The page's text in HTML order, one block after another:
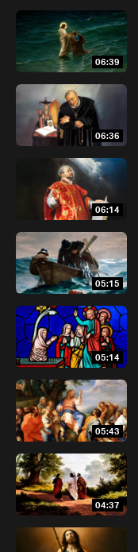
06:39
06:36
06:14
05:15
05:14
05:43
04:37